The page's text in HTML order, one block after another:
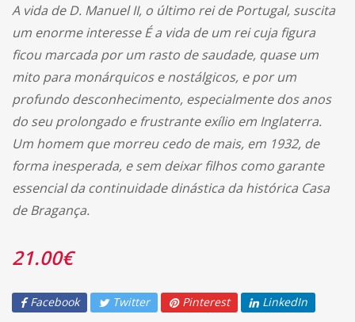
A vida de D. Manuel II, o último rei de Portugal, suscita
um enorme interesse É a vida de um rei cuja figura
ficou marcada por um rasto de saudade, quase um
mito para monárquicos e nostálgicos, e por um
profundo desconhecimento, especialmente dos anos
do seu prolongado e frustrante exílio em Inglaterra.
Um homem que morreu cedo de mais, em 1932, de
forma inesperada, e sem deixar filhos como garante
essencial da continuidade dinástica da histórica Casa
de Bragança.
21.00€
Facebook Twitter Pinterest LinkedIn